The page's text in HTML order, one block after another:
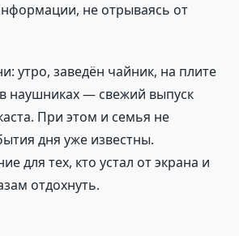
не отрываясь от
утро, заведён чайник, на плите
наушниках — свежий выпуск
При этом и семья не
дня уже известны.
для тех, кто устал от экрана и
отдохнуть.